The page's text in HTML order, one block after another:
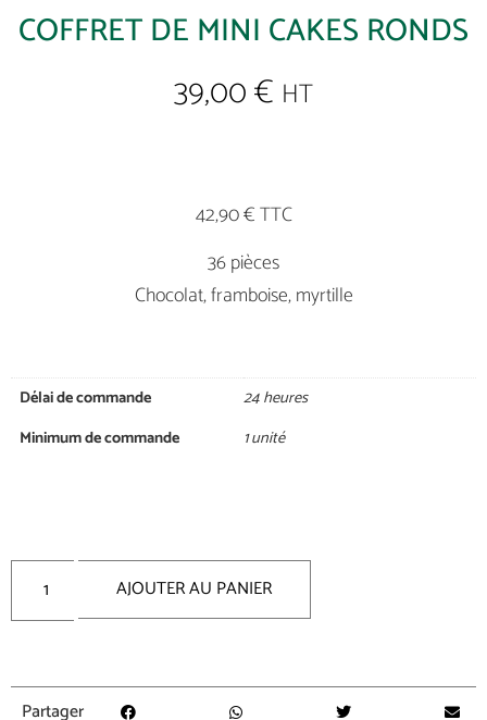
COFFRET DE MINI CAKES RONDS
39,00€ HT
42,90 € TTC
36 pièces
Chocolat, framboise, myrtille
Délai de commande
24 heures
Minimum de commande
1 unité
AJOUTER AU PANIER
Partager